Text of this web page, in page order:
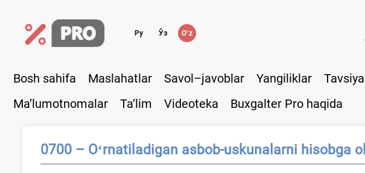
Ру Ўз Oʻz
Bosh sahifa Maslahatlar Savol–javoblar Yangiliklar
Ma’lumotnomalar
Ta’lim Videoteka Buxgalter Pro haqida
0700 – Oʻrnatiladigan asbob-uskunalarni hisobga